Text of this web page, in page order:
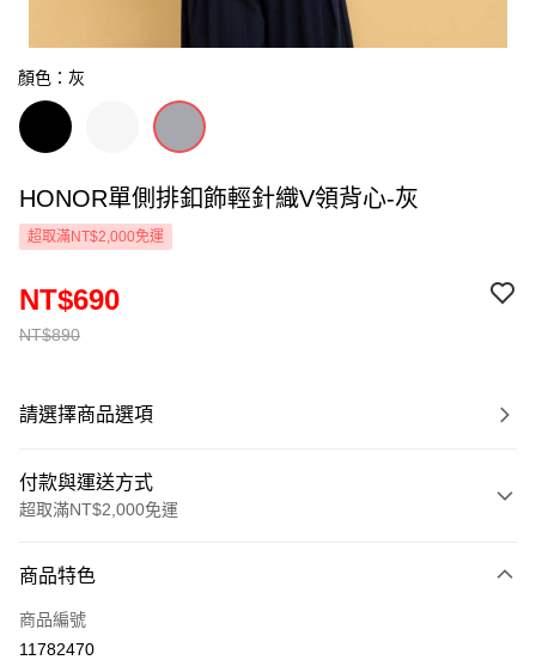
顏色：灰
HONOR單側排釦飾輕針織V領背心-灰
超取滿NT$2,000免運
NT$890
NT$690
請選擇商品選項
付款與運送方式
超取滿NT$2,000免運
信用卡一次付款
超商取貨付款
商品特色
商品編號
11782470